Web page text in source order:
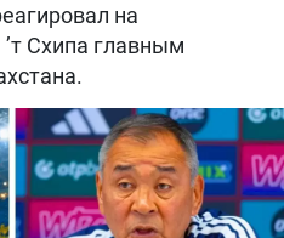
на
Схипа главным